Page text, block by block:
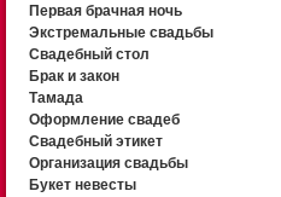
Первая брачная ночь
Экстремальные свадьбы
Свадебный стол
Брак и закон
Тамада
Оформление свадеб
Свадебный этикет
Организация свадьбы
Букет невесты